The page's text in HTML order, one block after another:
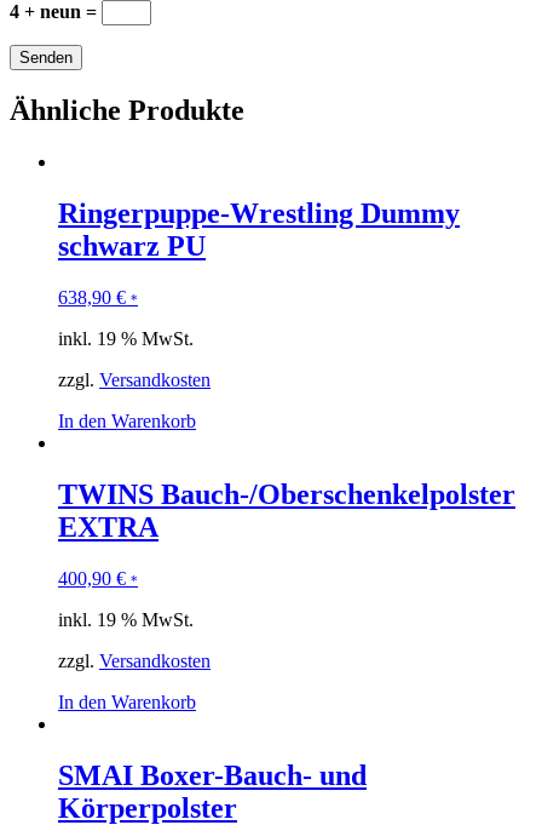
4 + neun =
Ähnliche Produkte
Ringerpuppe-Wrestling Dummy
schwarz PU
638,90 € *
inkl. 19 % MwSt.
zzgl. Versandkosten
In den Warenkorb
TWINS Bauch-/Oberschenkelpolster
EXTRA
400,90 € *
inkl. 19 % MwSt.
zzgl. Versandkosten
In den Warenkorb
SMAI Boxer-Bauch- und
Körperpolster